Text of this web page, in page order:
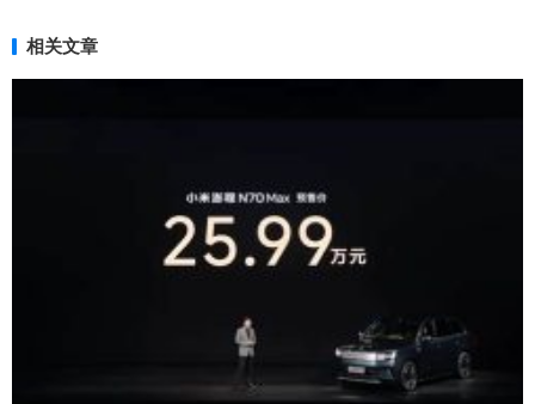
相关文章